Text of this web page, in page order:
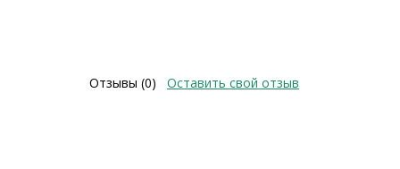
Отзывы (0) Оставить свой отзыв